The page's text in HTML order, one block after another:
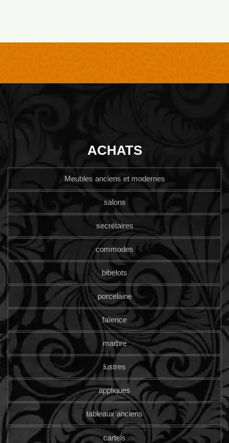
ACHATS
Meubles anciens et modernes
salons
secrétaires
commodes
bibelots
porcelaine
faïence
marbre
lustres
appliques
tableaux anciens
cartels